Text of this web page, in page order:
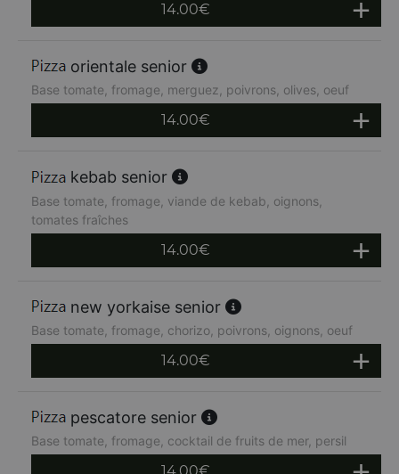
14.00€
orientale senior
Base tomate, fromage, merguez, poivrons, olives, oeuf
14.00€
kebab senior
Base tomate, fromage, viande de kebab, oignons,
tomates fraîches
14.00€
new yorkaise senior
Base tomate, fromage, chorizo, poivrons, oignons, oeuf
14.00€
pescatore senior
Base tomate, fromage, cocktail de fruits de mer, persil